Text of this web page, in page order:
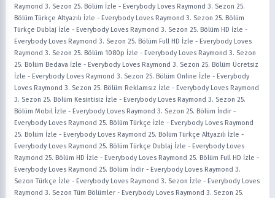
Raymond 3. Sezon 25. Bölüm İzle - Everybody Loves Raymond 3. Sezon 25.
Bölüm Türkçe Altyazılı İzle - Everybody Loves Raymond 3. Sezon 25. Bölüm
Türkçe Dublaj İzle - Everybody Loves Raymond 3. Sezon 25. Bölüm HD İzle -
Everybody Loves Raymond 3. Sezon 25. Bölüm Full HD İzle - Everybody Loves
Raymond 3. Sezon 25. Bölüm 1080p İzle - Everybody Loves Raymond 3. Sezon
25. Bölüm Bedava İzle - Everybody Loves Raymond 3. Sezon 25. Bölüm Ücretsiz
İzle - Everybody Loves Raymond 3. Sezon 25. Bölüm Online İzle - Everybody
Loves Raymond 3. Sezon 25. Bölüm Reklamsız İzle - Everybody Loves Raymond
3. Sezon 25. Bölüm Kesintisiz İzle - Everybody Loves Raymond 3. Sezon 25.
Bölüm Mobil İzle - Everybody Loves Raymond 3. Sezon 25. Bölüm İndir -
Everybody Loves Raymond 25. Bölüm Türkçe İzle - Everybody Loves Raymond
25. Bölüm İzle - Everybody Loves Raymond 25. Bölüm Türkçe Altyazılı İzle -
Everybody Loves Raymond 25. Bölüm Türkçe Dublaj İzle - Everybody Loves
Raymond 25. Bölüm HD İzle - Everybody Loves Raymond 25. Bölüm Full HD İzle -
Everybody Loves Raymond 25. Bölüm İndir - Everybody Loves Raymond 3.
Sezon Türkçe İzle - Everybody Loves Raymond 3. Sezon İzle - Everybody Loves
Raymond 3. Sezon Tüm Bölümler - Everybody Loves Raymond 3. Sezon 25.